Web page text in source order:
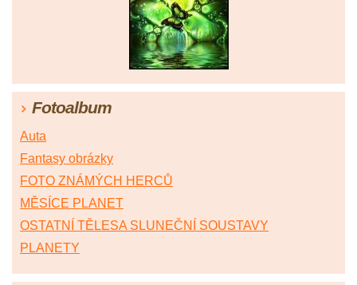
Fotoalbum
Auta
Fantasy obrázky
FOTO ZNÁMÝCH HERCŮ
MĚSÍCE PLANET
OSTATNÍ TĚLESA SLUNEČNÍ SOUSTAVY
PLANETY